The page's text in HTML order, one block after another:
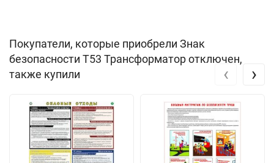
Покупатели, которые приобрели Знак
безопасности T53 Трансформатор отключен,
также купили
‹ ›